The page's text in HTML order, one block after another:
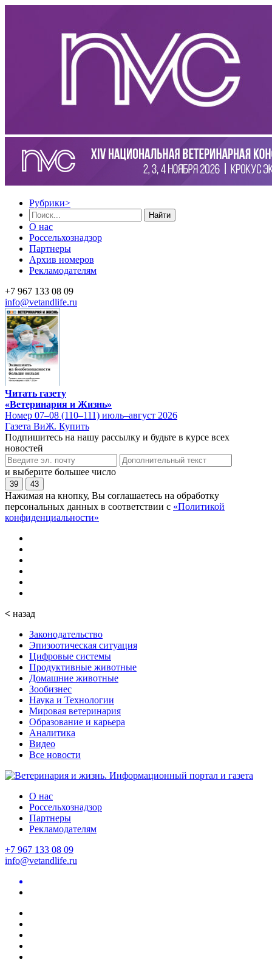
Рубрики>
Найти
О нас
Россельхознадзор
Партнеры
Архив номеров
Рекламодателям
+7 967 133 08 09
info@vetandlife.ru
Читать газету
«Ветеринария и Жизнь»
Номер 07–08 (110–111) июль–август 2026
Газета ВиЖ. Купить
Подпишитесь на нашу рассылку и будьте в курсе всех
новостей
и выберите большее число
39 43
Нажимая на кнопку, Вы соглашаетесь на обработку
персональных данных в соответствии с «Политикой
конфиденциальности»
< назад
Законодательство
Эпизоотическая ситуация
Цифровые системы
Продуктивные животные
Домашние животные
Зообизнес
Наука и Технологии
Мировая ветеринария
Образование и карьера
Аналитика
Видео
Все новости
О нас
Россельхознадзор
Партнеры
Рекламодателям
+7 967 133 08 09
info@vetandlife.ru